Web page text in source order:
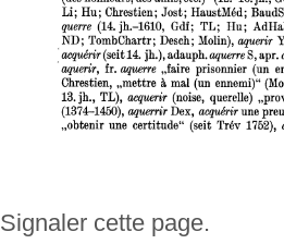
Signaler cette page.